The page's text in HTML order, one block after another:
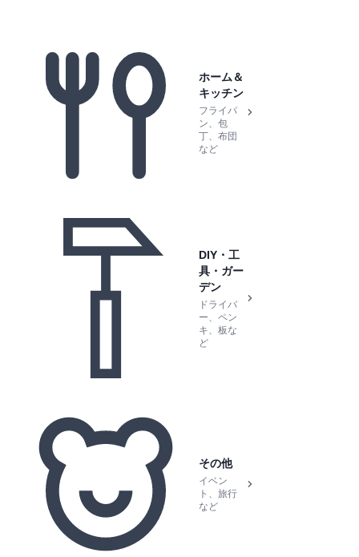
ホーム＆
キッチン
フライパ
ン、包
丁、布団
など
DIY・工
具・ガー
デン
ドライバ
ー、ペン
キ、板な
ど
その他
イベン
ト、旅行
など